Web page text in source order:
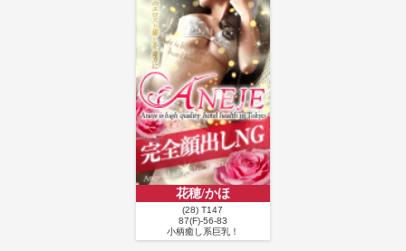
ですけどね（笑）。大人っぽくて綺麗なお姉さん感のある服装ですが、後ろ姿
を見てもスタイルの良さが隠しきれていません。 もちろん、90分なのでイチャ
イチャもたっぷり。莉愛さんのご奉仕をゆっくり堪能できて大満足でした。た
だ、今回それ以上に驚いたのが、莉愛さんの知識の広さ！ゲーム、料理、サッ
カー、美容、犬の話はこれまでもしてきましたが、今日はまさかの都内のマン
ション事情（笑）。さらに乾燥機の話では、かなり専門的なワードまで飛び出
し、「えっ、メーカーの方ですか？」とツッコミたくなるレベルでした。 た
だ、莉愛さんの真骨頂はやはりスタイル。細すぎず、ぽっちゃりでもなく、絶
妙な肉付きの極上エロボディ。個人的には「眼福」という言葉は莉愛さんのた
めにあると思っています（笑）。 知れば知るほど新しい一面が出てきて、どん
どん興味を持ってしまう莉愛さん。今年の夏も、会うたびに元気をもらえそう
です。次回はぜひ、ちょっと夏らしい解放的な服装にも期待しています
花穂/かほ
(28) T147
87(F)-56-83
小柄癒し系巨乳！